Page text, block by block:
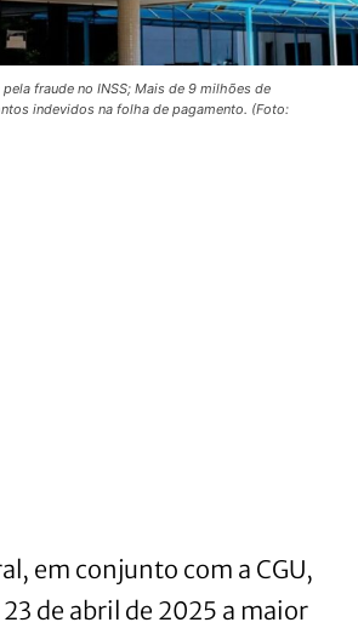
fraude no INSS; Mais de 9 milhões de
indevidos na folha de pagamento. (Foto:
em conjunto com a CGU,
de abril de 2025 a maior